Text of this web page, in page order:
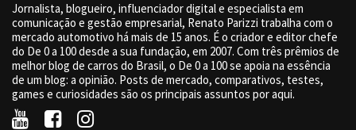
Jornalista, blogueiro, influenciador digital e especialista em
comunicação e gestão empresarial, Renato Parizzi trabalha com o
mercado automotivo há mais de 15 anos. É o criador e editor chefe
do De 0 a 100 desde a sua fundação, em 2007. Com três prêmios de
melhor blog de carros do Brasil, o De 0 a 100 se apoia na essência
de um blog: a opinião. Posts de mercado, comparativos, testes,
games e curiosidades são os principais assuntos por aqui.